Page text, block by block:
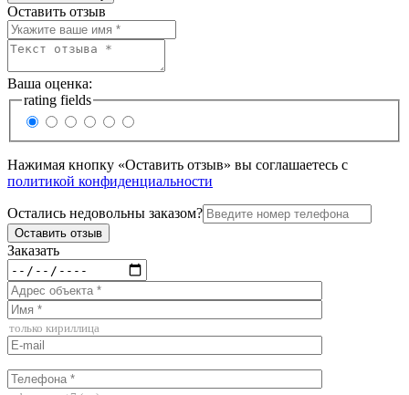
Оставить отзыв
Ваша оценка:
rating fields
Нажимая кнопку «Оставить отзыв» вы соглашаетесь с
политикой конфиденциальности
Остались недовольны заказом?
Заказать